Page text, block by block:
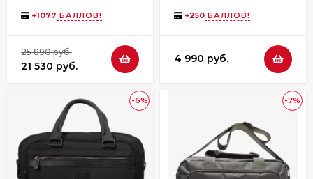
черная
+1077 БАЛЛОВ!
25 890 руб.
21 530 руб.
+250 БАЛЛОВ!
4 990 руб.
-6% -7%